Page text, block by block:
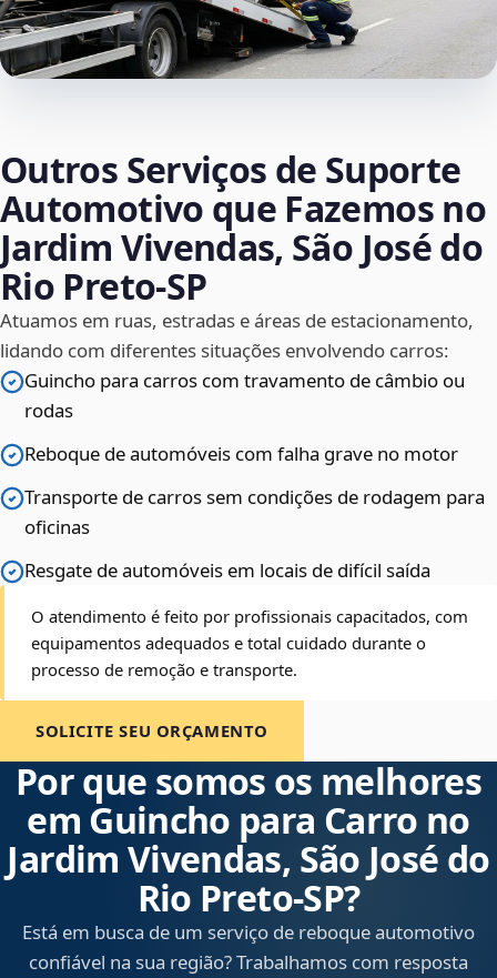
Outros Serviços de Suporte
Automotivo que Fazemos no
Jardim Vivendas, São José do
Rio Preto‑SP
Atuamos em ruas, estradas e áreas de estacionamento,
lidando com diferentes situações envolvendo carros:
Guincho para carros com travamento de câmbio ou
rodas
Reboque de automóveis com falha grave no motor
Transporte de carros sem condições de rodagem para
oficinas
Resgate de automóveis em locais de difícil saída
O atendimento é feito por profissionais capacitados, com
equipamentos adequados e total cuidado durante o
processo de remoção e transporte.
SOLICITE SEU ORÇAMENTO
Por que somos os melhores
em Guincho para Carro no
Jardim Vivendas, São José do
Rio Preto‑SP?
Está em busca de um serviço de reboque automotivo
confiável na sua região? Trabalhamos com resposta